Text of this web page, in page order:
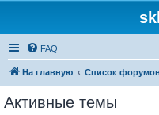
FAQ
На главную Список
Активные темы